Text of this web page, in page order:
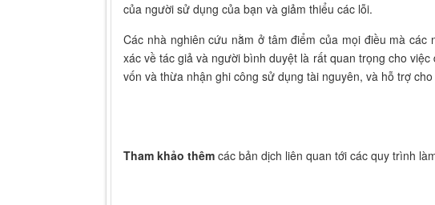
của người sử dụng của bạn và giảm thiểu các lỗi.
Các nhà nghiên cứu nằm ở tâm điểm của mọi điều mà
xác về tác giả và người bình duyệt là rất quan trọng cho
vốn và thừa nhận ghi công sử dụng tài nguyên, và hỗ trợ
Tham khảo thêm các bản dịch liên quan tới các quy trình